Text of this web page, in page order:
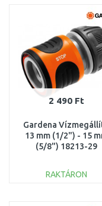
Összehasonlítás
2 490 Ft
Gardena
13 mm (1/2") - 15
(5/8") 18213-29
RAKTÁRON